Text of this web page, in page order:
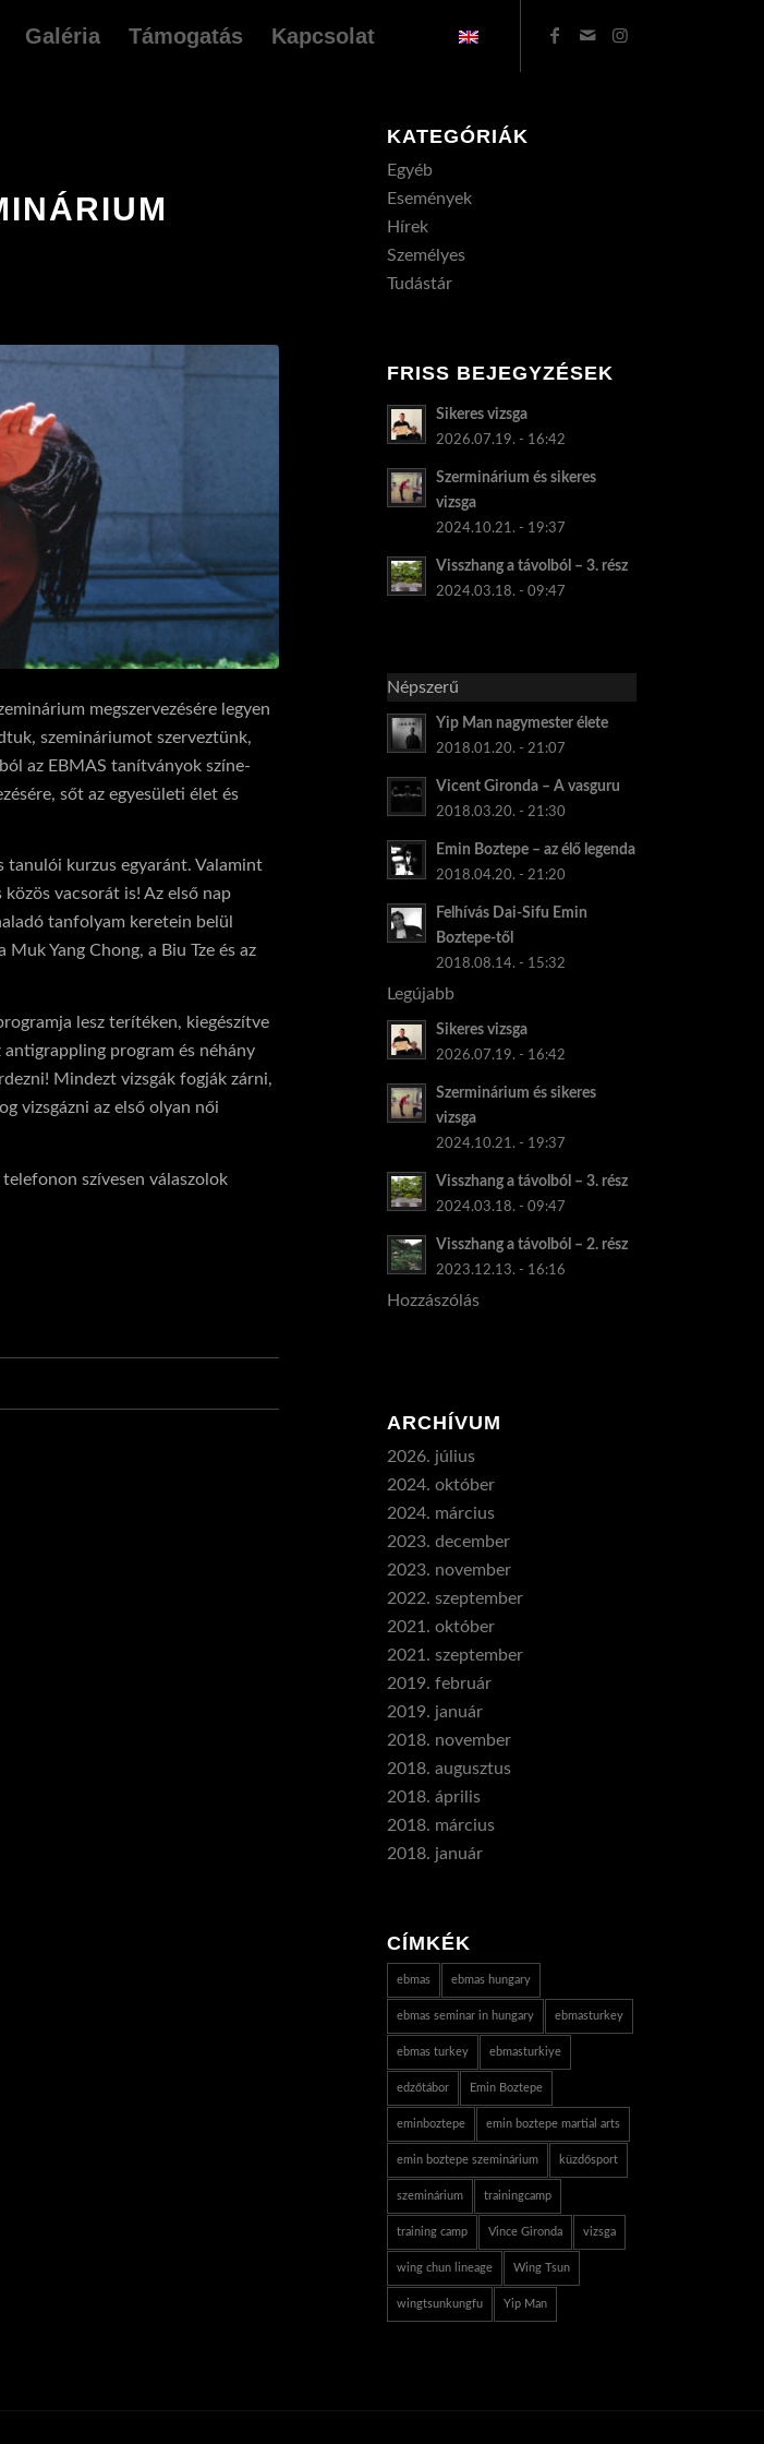
Galéria Támogatás Kapcsolat
megszervezésére legyen
szemináriumot szerveztünk,
az EBMAS tanítványok színe-
sőt az egyesületi élet és
tanulói kurzus egyaránt. Valamint
vacsorát is! Az első nap
tanfolyam keretein belül
Yang Chong, a Biu Tze és az
lesz terítéken, kiegészítve
program és néhány
Mindezt vizsgák fogják zárni,
vizsgázni az első olyan női
szívesen válaszolok
KATEGÓRIÁK
Egyéb
Események
Hírek
Személyes
Tudástár
FRISS BEJEGYZÉSEK
Sikeres vizsga
2026.07.19. - 16:42
Szerminárium és sikeres
vizsga
2024.10.21. - 19:37
Visszhang a távolból – 3. rész
2024.03.18. - 09:47
Népszerű
Yip Man nagymester élete
2018.01.20. - 21:07
Vicent Gironda – A vasguru
2018.03.20. - 21:30
Emin Boztepe – az élő legenda
2018.04.20. - 21:20
Felhívás Dai-Sifu Emin
Boztepe-től
2018.08.14. - 15:32
Legújabb
Sikeres vizsga
2026.07.19. - 16:42
Szerminárium és sikeres
vizsga
2024.10.21. - 19:37
Visszhang a távolból – 3. rész
2024.03.18. - 09:47
Visszhang a távolból – 2. rész
2023.12.13. - 16:16
Hozzászólás
ARCHÍVUM
2026. július
2024. október
2024. március
2023. december
2023. november
2022. szeptember
2021. október
2021. szeptember
2019. február
2019. január
2018. november
2018. augusztus
2018. április
2018. március
2018. január
CÍMKÉK
ebmas ebmas hungary
ebmas seminar in hungary ebmasturkey
ebmas turkey ebmasturkiye
edzőtábor Emin Boztepe
eminboztepe emin boztepe martial arts
emin boztepe szeminárium küzdősport
szeminárium trainingcamp
training camp Vince Gironda vizsga
wing chun lineage Wing Tsun
wingtsunkungfu Yip Man